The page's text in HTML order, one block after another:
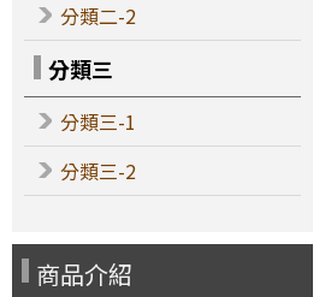
分類二-2
分類三
分類三-1
分類三-2
商品介紹